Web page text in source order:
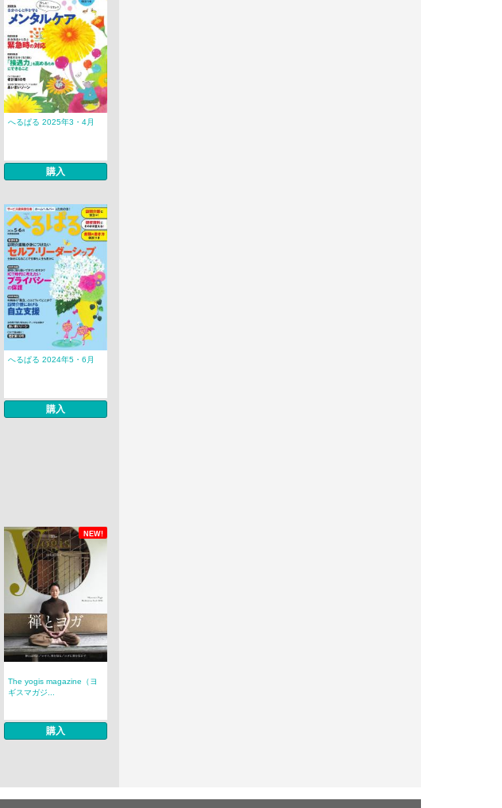
へるぱる 2025年3・4月
購入
へるぱる 2024年5・6月
購入
NEW!
The yogis magazine（ヨ
ギスマガジ...
購入